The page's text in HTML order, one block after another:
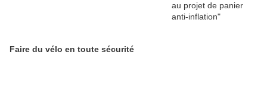
Faire du vélo en toute sécurité